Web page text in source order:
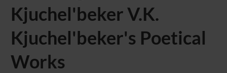
Kjuchel'beker V.K.
Kjuchel'beker's Poetical
Works